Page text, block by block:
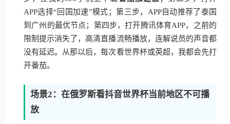
APP选择“回国加速”模式；第三步，APP自动推荐了泰国
到广州的最优节点；第四步，打开腾讯体育APP，之前的
限制提示消失了，高清直播流畅播放，连解说员的声音都
没有延迟。从那以后，每次看世界杯或英超，我都会先打
开番茄。
场景2：在俄罗斯看抖音世界杯当前地区不可播
放